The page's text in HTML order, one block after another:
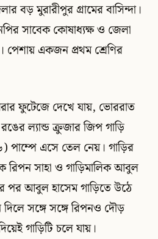
মুরারীপুর গ্রামের বাসিন্দা।
সাবেক কোষাধ্যক্ষ ও জেলা
একজন প্রথম শ্রেণির
ফুটেজে দেখে যায়, ভোররাত
ল্যান্ড ক্রুজার জিপ গাড়ি
পাম্পে এসে তেল নেয়। গাড়ির
রিপন সাহা ও গাড়িমালিক আবুল
পর আবুল হাসেম গাড়িতে উঠে
সঙ্গে সঙ্গে রিপনও দৌড়
গাড়িটি চলে যায়।